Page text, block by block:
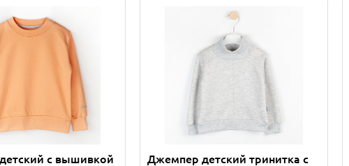
с вышивкой
Джемпер детский тринитка с